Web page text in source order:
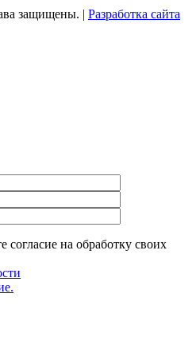
защищены. | Разработка сайта
на обработку своих